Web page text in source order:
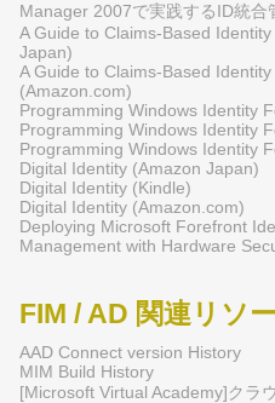
Manager 2007で実践するID統合
A Guide to Claims-Based
Japan)
A Guide to Claims-Based
(Amazon.com)
Programming Windows Identity
Programming Windows Identity
Programming Windows Identity
Digital Identity (Amazon Japan)
Digital Identity (Kindle)
Digital Identity (Amazon.com)
Deploying Microsoft Forefront
Management with Hardware
FIM / AD 関連リソ
AAD Connect version History
MIM Build History
[Microsoft Virtual Academy]クラ